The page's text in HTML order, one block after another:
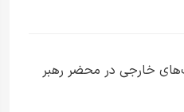
خارجی در محضر رهبر